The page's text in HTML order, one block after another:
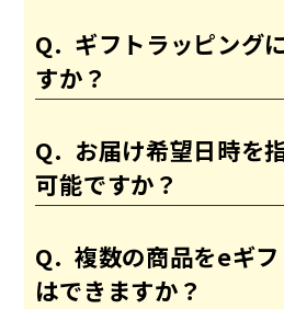
ギフトラッピング
すか？
お届け希望日時を
可能ですか？
複数の商品をeギ
はできますか？